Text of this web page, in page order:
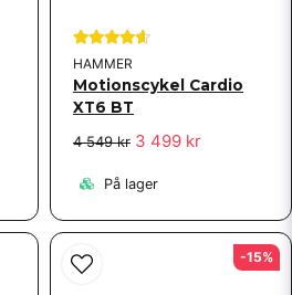
HAMMER
Motionscykel Cardio
XT6 BT
4 549 kr 3 499 kr
På lager
-15%